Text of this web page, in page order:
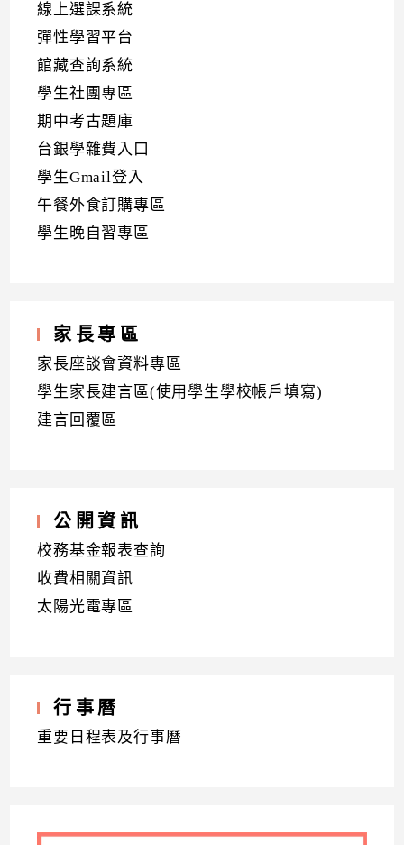
線上選課系統
彈性學習平台
館藏查詢系統
學生社團專區
期中考古題庫
台銀學雜費入口
學生Gmail登入
午餐外食訂購專區
學生晚自習專區
家長專區
家長座談會資料專區
學生家長建言區(使用學生學校帳戶填寫)
建言回覆區
公開資訊
校務基金報表查詢
收費相關資訊
太陽光電專區
行事曆
重要日程表及行事曆